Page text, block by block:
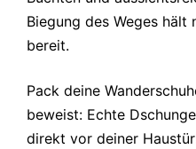
Biegung des Weges hält
bereit.
Pack deine
beweist: Echte
direkt vor deiner